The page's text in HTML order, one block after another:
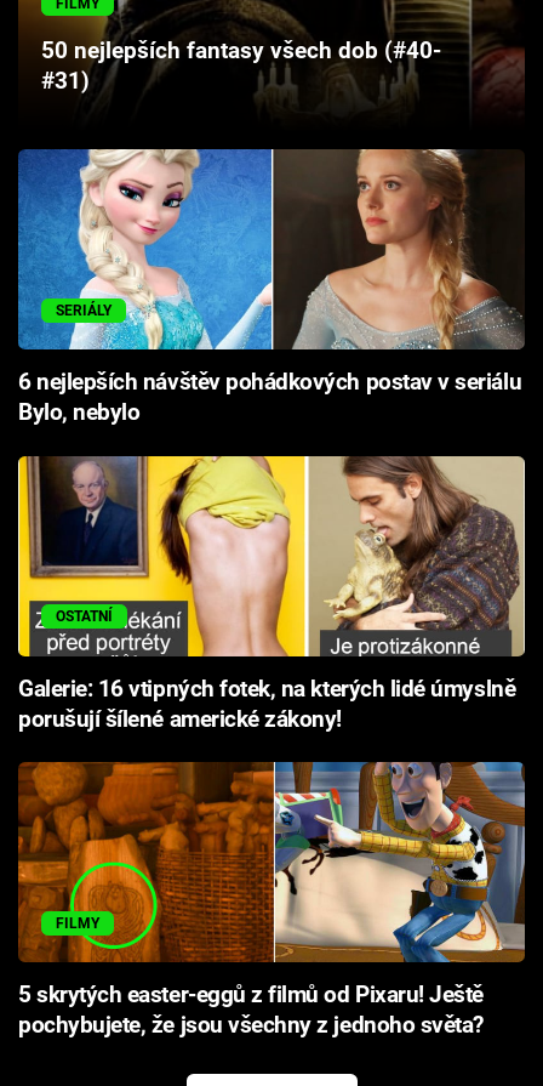
Cool Esport
Pořady
TV Program
Sledujte prima+
Přihlášení
Sledujte nás
FILMY
50 nejlepších fantasy všech dob (#40-
#31)
SERIÁLY
6 nejlepších návštěv pohádkových postav v seriálu
Bylo, nebylo
OSTATNÍ
Galerie: 16 vtipných fotek, na kterých lidé úmyslně
porušují šílené americké zákony!
FILMY
5 skrytých easter-eggů z filmů od Pixaru! Ještě
pochybujete, že jsou všechny z jednoho světa?